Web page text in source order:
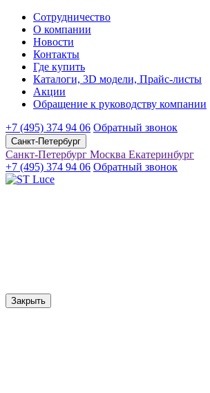
Сотрудничество
О компании
Новости
Контакты
Где купить
Каталоги, 3D модели, Прайс-листы
Акции
Обращение к руководству компании
+7 (495) 374 94 06 Обратный звонок
Санкт-Петербург
Санкт-Петербург Москва Екатеринбург
+7 (495) 374 94 06 Обратный звонок
Закрыть